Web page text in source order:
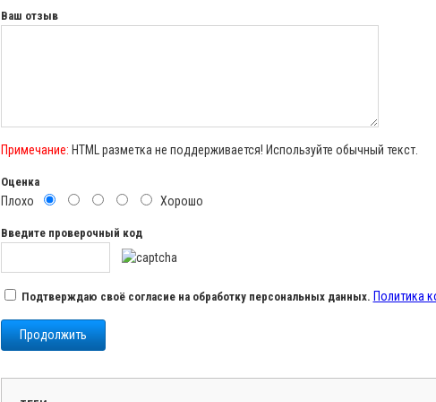
Ваш отзыв
Примечание: HTML разметка не поддерживается! Используйте обычный текст.
Оценка
Плохо Хорошо
Введите проверочный код
Подтверждаю своё согласие на обработку персональных данных. Политика
Продолжить